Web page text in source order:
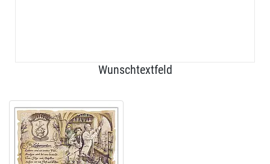
Wunschtextfeld